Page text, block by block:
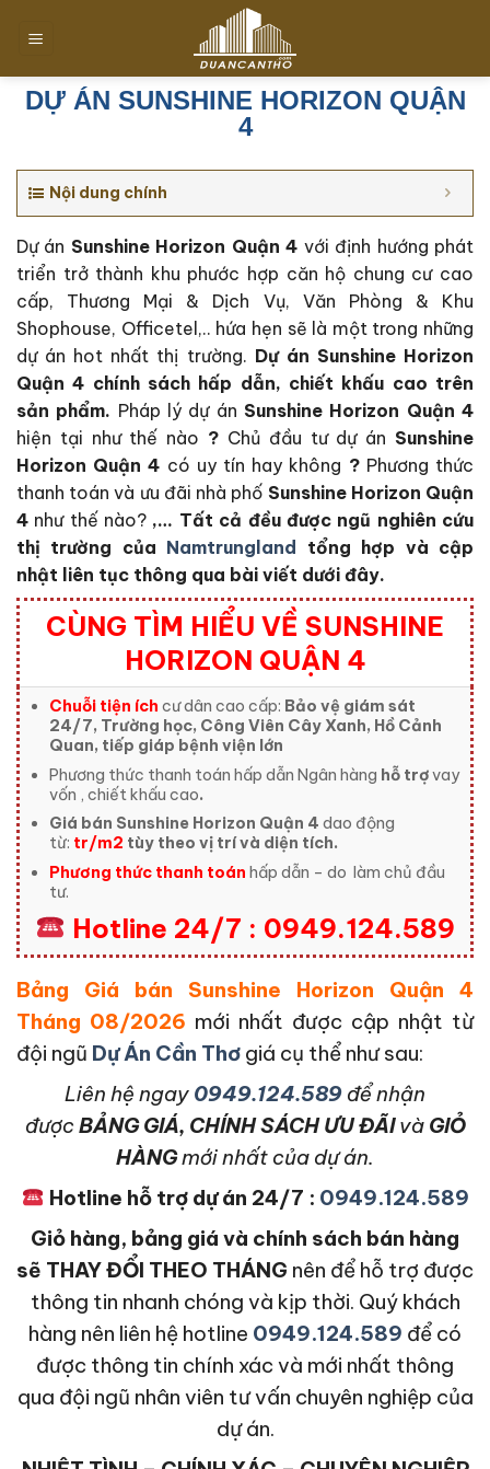
đến
dungDỰ ÁN SUNSHINE HORIZON QUẬN
4
Nội dung chính
Dự án Sunshine Horizon Quận 4 với định hướng phát
triển trở thành khu phước hợp căn hộ chung cư cao
cấp, Thương Mại & Dịch Vụ, Văn Phòng & Khu
Shophouse, Officetel,.. hứa hẹn sẽ là một trong những
dự án hot nhất thị trường. Dự án Sunshine Horizon
Quận 4 chính sách hấp dẫn, chiết khấu cao trên
sản phẩm. Pháp lý dự án Sunshine Horizon Quận 4
hiện tại như thế nào ? Chủ đầu tư dự án Sunshine
Horizon Quận 4 có uy tín hay không ? Phương thức
thanh toán và ưu đãi nhà phố Sunshine Horizon Quận
4 như thế nào? ,… Tất cả đều được ngũ nghiên cứu
thị trường của Namtrungland
tổng hợp và cập
nhật liên tục thông qua bài viết dưới đây.
CÙNG TÌM HIỂU VỀ SUNSHINE
HORIZON QUẬN 4
Chuỗi tiện ích cư dân cao cấp: Bảo vệ giám sát
24/7, Trường học, Công Viên Cây Xanh, Hồ Cảnh
Quan, tiếp giáp bệnh viện lớn
Phương thức thanh toán hấp dẫn Ngân hàng hỗ trợvay
vốn , chiết khấu cao.
Giá bán Sunshine Horizon Quận 4 dao động
từ: tr/m2 tùy theo vị trí và diện tích.
Phương thức thanh toán hấp dẫn – do làm chủ đầu
tư.
Hotline 24/7 : 0949.124.589
Bảng Giá bán Sunshine Horizon Quận 4
Tháng 08/2026 mới nhất được cập nhật từ
đội ngũ Dự Án Cần Thơ giá cụ thể như sau:
Liên hệ ngay 0949.124.589 để nhận
được BẢNG GIÁ, CHÍNH SÁCH ƯU ĐÃIvàGIỎ
HÀNGmới nhất của dự án.
Hotline hỗ trợ dự án 24/7 : 0949.124.589
Giỏ hàng, bảng giá và chính sách bán hàng
sẽ THAY ĐỔI THEO THÁNG nên để hỗ trợ được
thông tin nhanh chóng và kịp thời. Quý khách
hàng nên liên hệ hotline 0949.124.589 để có
được thông tin chính xác và mới nhất thông
qua đội ngũ nhân viên tư vấn chuyên nghiệp của
dự án.